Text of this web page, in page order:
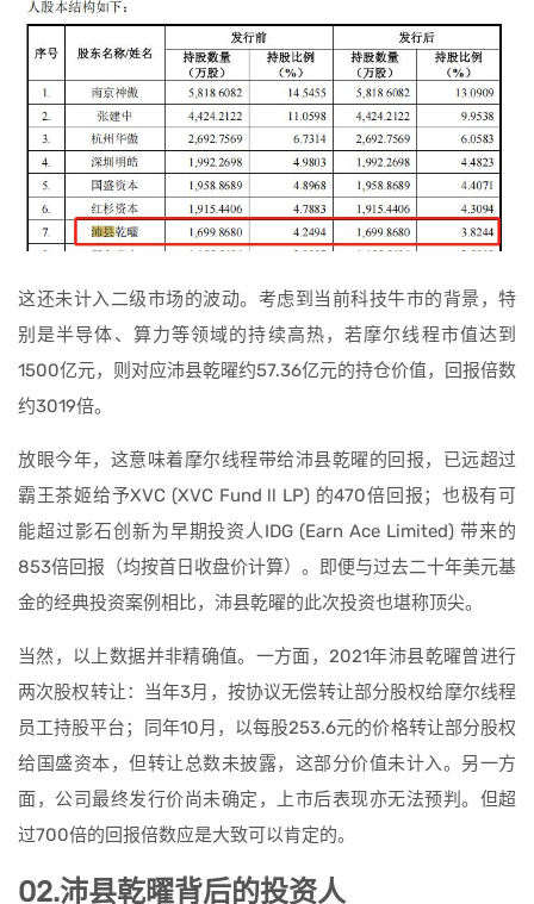
这还未计入二级市场的波动。考虑到当前科技牛市的背景，特
别是半导体、算力等领域的持续高热，若摩尔线程市值达到
1500亿元，则对应沛县乾曜约57.36亿元的持仓价值，回报倍数
约3019倍。
放眼今年，这意味着摩尔线程带给沛县乾曜的回报，已远超过
霸王茶姬给予XVC (XVC Fund ll LP) 的470倍回报；也极有可
能超过影石创新为早期投资人IDG (Earn Ace Limited) 带来的
853倍回报（均按首日收盘价计算）。即便与过去二十年美元基
金的经典投资案例相比，沛县乾曜的此次投资也堪称顶尖。
当然，以上数据并非精确值。一方面，2021年沛县乾曜曾进行
两次股权转让：当年3月，按协议无偿转让部分股权给摩尔线程
员工持股平台；同年10月，以每股253.6元的价格转让部分股权
给国盛资本，但转让总数未披露，这部分价值未计入。另一方
面，公司最终发行价尚未确定，上市后表现亦无法预判。但超
过700倍的回报倍数应是大致可以肯定的。
02.沛县乾曜背后的投资人